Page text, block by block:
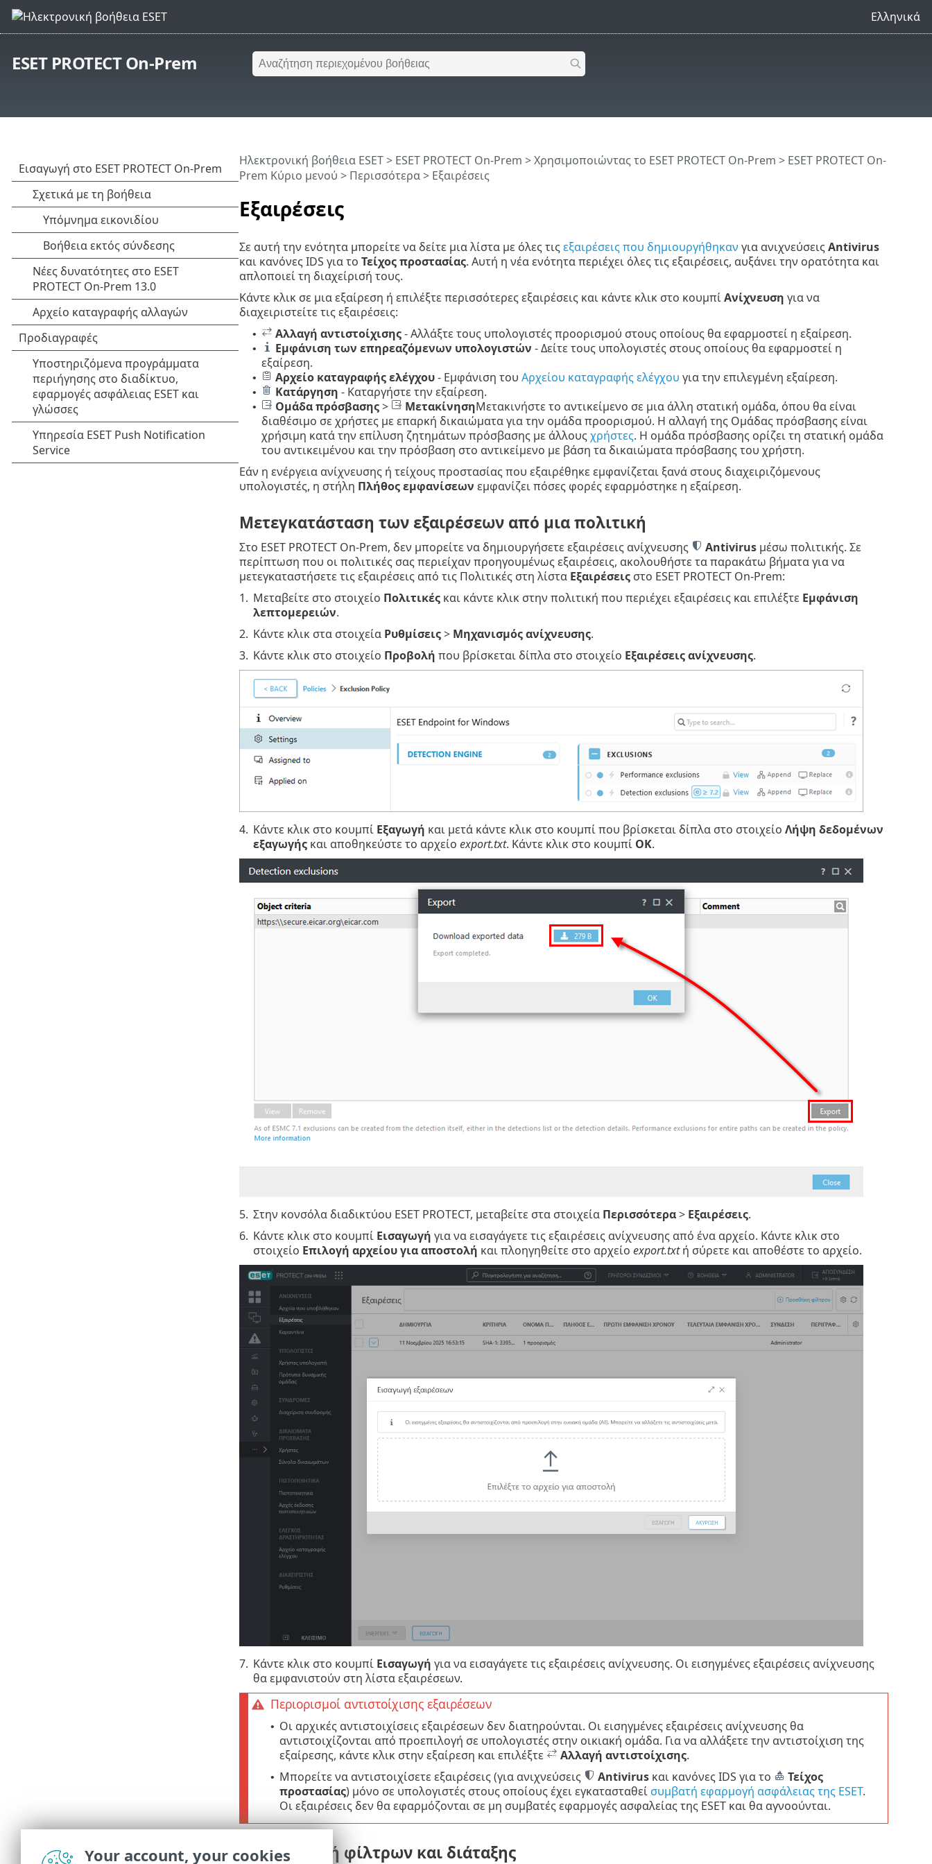
Ελληνικά
ESET PROTECT On-Prem
Εξαιρέσεις
Ηλεκτρονική βοήθεια ESET> ESET PROTECT On-Prem >Χρησιμοποιώντας το ESET PROTECT On-Prem > ESET PROTECT On-
Prem Κύριο μενού > Περισσότερα > Εξαιρέσεις
Σε αυτή την ενότητα μπορείτε να δείτε μια λίστα με όλες τιςεξαιρέσεις που δημιουργήθηκαν για ανιχνεύσειςAntivirus
και κανόνες IDS για το Τείχος προστασίας. Αυτή η νέα ενότητα περιέχει όλες τις εξαιρέσεις, αυξάνει την ορατότητα και
απλοποιεί τη διαχείρισή τους.
Κάντε κλικ σε μια εξαίρεση ή επιλέξτε περισσότερες εξαιρέσεις και κάντε κλικ στο κουμπίΑνίχνευση για να
διαχειριστείτε τις εξαιρέσεις:
• Αλλαγή αντιστοίχισης- Αλλάξτε τους υπολογιστές προορισμού στους οποίους θα εφαρμοστεί η εξαίρεση.
• Εμφάνιση των επηρεαζόμενων υπολογιστών - Δείτε τους υπολογιστές στους οποίους θα εφαρμοστεί η
εξαίρεση.
• Αρχείο καταγραφής ελέγχου- Εμφάνιση του Αρχείου καταγραφής ελέγχου για την επιλεγμένη εξαίρεση.
• Κατάργηση - Καταργήστε την εξαίρεση.
• Ομάδα πρόσβασης> ΜετακίνησηΜετακινήστε το αντικείμενο σε μια άλλη στατική ομάδα, όπου θα είναι
διαθέσιμο σε χρήστες με επαρκή δικαιώματα για την ομάδα προορισμού. Η αλλαγή της Ομάδας πρόσβασης είναι
χρήσιμη κατά την επίλυση ζητημάτων πρόσβασης με άλλουςχρήστες. Η ομάδα πρόσβασης ορίζει τη στατική ομάδα
του αντικειμένου και την πρόσβαση στο αντικείμενο με βάση τα δικαιώματα πρόσβασης του χρήστη.
Εάν η ενέργεια ανίχνευσης ή τείχους προστασίας που εξαιρέθηκε εμφανίζεται ξανά στους διαχειριζόμενους
υπολογιστές, η στήλη Πλήθος εμφανίσεων εμφανίζει πόσες φορές εφαρμόστηκε η εξαίρεση.
Μετεγκατάσταση των εξαιρέσεων από μια πολιτική
Στο ESET PROTECT On-Prem, δεν μπορείτε να δημιουργήσετε εξαιρέσεις ανίχνευσης Antivirusμέσω πολιτικής. Σε
περίπτωση που οι πολιτικές σας περιείχαν προηγουμένως εξαιρέσεις, ακολουθήστε τα παρακάτω βήματα για να
μετεγκαταστήσετε τις εξαιρέσεις από τις Πολιτικές στη λίστα Εξαιρέσειςστο ESET PROTECT On-Prem:
1. Μεταβείτε στο στοιχείο Πολιτικέςκαι κάντε κλικ στην πολιτική που περιέχει εξαιρέσεις και επιλέξτε Εμφάνιση
λεπτομερειών.
2. Κάντε κλικ στα στοιχεία Ρυθμίσεις> Μηχανισμός ανίχνευσης.
3. Κάντε κλικ στο στοιχείο Προβολή που βρίσκεται δίπλα στο στοιχείο Εξαιρέσεις ανίχνευσης.
4. Κάντε κλικ στο κουμπί Εξαγωγή και μετά κάντε κλικ στο κουμπί που βρίσκεται δίπλα στο στοιχείο Λήψη δεδομένων
εξαγωγήςκαι αποθηκεύστε το αρχείο export.txt. Κάντε κλικ στο κουμπί OK.
5. Στην κονσόλα διαδικτύου ESET PROTECT, μεταβείτε στα στοιχεία Περισσότερα> Εξαιρέσεις.
6. Κάντε κλικ στο κουμπί Εισαγωγή για να εισαγάγετε τις εξαιρέσεις ανίχνευσης από ένα αρχείο. Κάντε κλικ στο
στοιχείο Επιλογή αρχείου για αποστολή και πλοηγηθείτε στο αρχείο export.txtή σύρετε και αποθέστε το αρχείο.
7. Κάντε κλικ στο κουμπί Εισαγωγή για να εισαγάγετε τις εξαιρέσεις ανίχνευσης. Οι εισηγμένες εξαιρέσεις ανίχνευσης
θα εμφανιστούν στη λίστα εξαιρέσεων.
Περιορισμοί αντιστοίχισης εξαιρέσεων
• Οι αρχικές αντιστοιχίσεις εξαιρέσεων δεν διατηρούνται. Οι εισηγμένες εξαιρέσεις ανίχνευσης θα
αντιστοιχίζονται από προεπιλογή σε υπολογιστές στην οικιακή ομάδα. Για να αλλάξετε την αντιστοίχιση της
εξαίρεσης, κάντε κλικ στην εξαίρεση και επιλέξτε
Αλλαγή αντιστοίχισης.
• Μπορείτε να αντιστοιχίσετε εξαιρέσεις (για ανιχνεύσεις Antivirusκαι κανόνες IDS για το
Τείχος
προστασίας) μόνο σε υπολογιστές στους οποίους έχει εγκατασταθείσυμβατή εφαρμογή ασφάλειας της ESET.
Οι εξαιρέσεις δεν θα εφαρμόζονται σε μη συμβατές εφαρμογές ασφαλείας της ESET και θα αγνοούνται.
Προσαρμογή φίλτρων και διάταξης
Your account, your cookies